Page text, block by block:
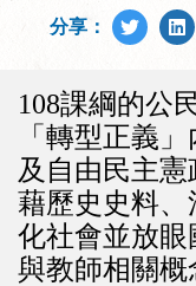
分享：
108課綱的公
「轉型正義
及自由民主
藉歷史史料
化社會並放
與教師相關